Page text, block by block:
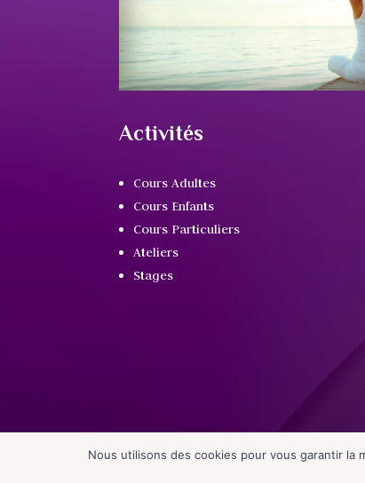
Activités
Cours Adultes
Cours Enfants
Cours Particuliers
Ateliers
Stages
Nous utilisons des cookies pour vous garantir